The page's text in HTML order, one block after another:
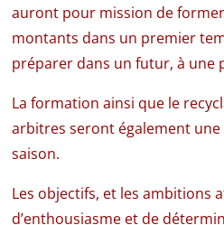
auront pour mission de
montants dans un premier
préparer dans un futur, à une
La formation ainsi que le
arbitres seront également
saison.
Les objectifs, et les ambitions
d’enthousiasme et de